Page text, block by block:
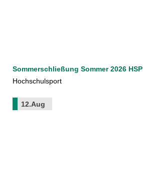
Sommerschließung Sommer 2026 HSP
Hochschulsport
12.Aug